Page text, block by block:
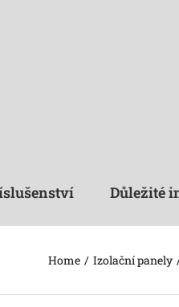
Důležité
Home Izolační panely